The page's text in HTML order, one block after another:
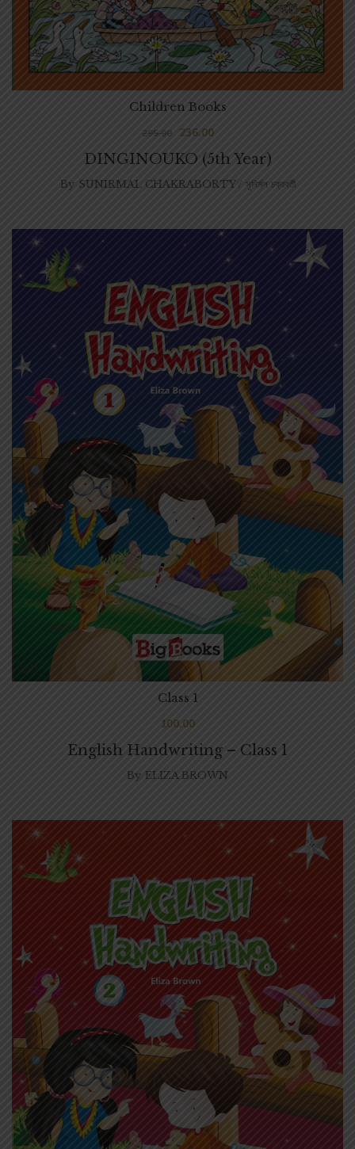
DINGINOUKO (5th Year)
Children Books
295.00 236.00
By SUNIRMAL CHAKRABORTY / সুনির্মল চক্রবর্তী
English Handwriting – Class 1
Class 1
100.00
By ELIZA BROWN